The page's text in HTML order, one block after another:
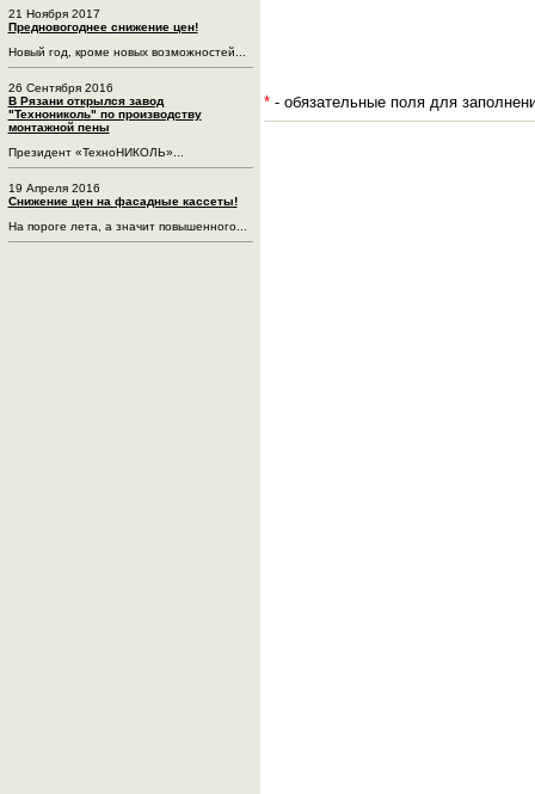
21 Ноября 2017
Предновогоднее снижение цен!
Новый год, кроме новых возможностей...
26 Сентября 2016
В Рязани открылся завод
"Технониколь" по производству
монтажной пены
Президент «ТехноНИКОЛЬ»...
19 Апреля 2016
Снижение цен на фасадные кассеты!
На пороге лета, а значит повышенного...
* - обязательные поля для